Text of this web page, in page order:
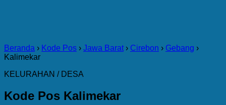
Beranda › Kode Pos › Jawa Barat › Cirebon › Gebang ›
Kalimekar
KELURAHAN / DESA
Kode Pos Kalimekar